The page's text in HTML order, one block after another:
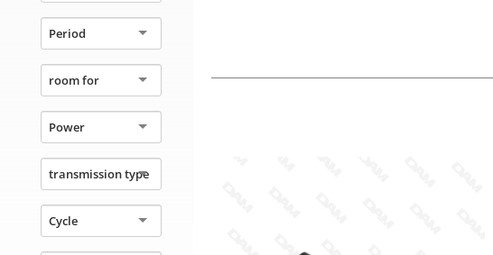
Period
room for
Power
transmission type
Cycle